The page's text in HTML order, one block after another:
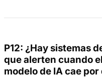
P12: ¿Hay sistemas
que alerten cuando
modelo de IA cae